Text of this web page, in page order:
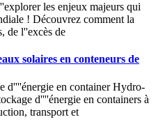
les enjeux majeurs qui
! Découvrez comment la
de l''excès de
solaires en conteneurs de
d''''énergie en container Hydro-
d''''énergie en containers à
transport et